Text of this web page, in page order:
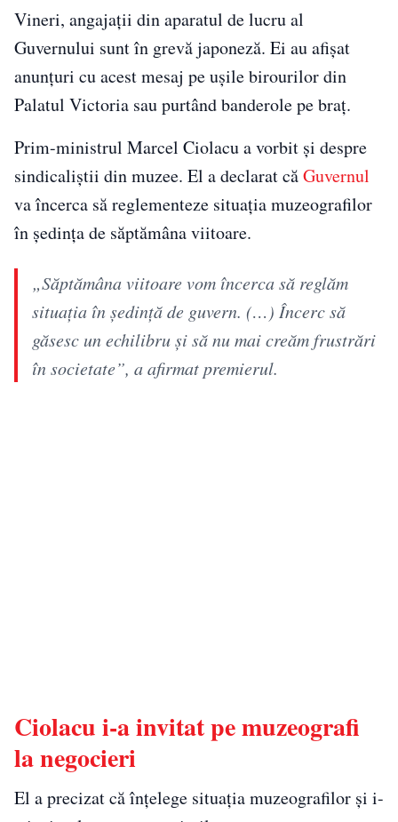
Vineri, angajații din aparatul de lucru al
Guvernului sunt în grevă japoneză. Ei au afișat
anunțuri cu acest mesaj pe ușile birourilor din
Palatul Victoria sau purtând banderole pe braț.
Prim-ministrul Marcel Ciolacu a vorbit și despre
sindicaliştii din muzee. El a declarat căGuvernul
va încerca să reglementeze situația muzeografilor
în ședința de săptămâna viitoare.
„Săptămâna viitoare vom încerca să reglăm
situaţia în şedinţă de guvern. (…) Încerc să
găsesc un echilibru şi să nu mai creăm frustrări
în societate”, a afirmat premierul.
Ciolacu i-a invitat pe muzeografi
la negocieri
El a precizat că înţelege situaţia muzeografilor şi i-